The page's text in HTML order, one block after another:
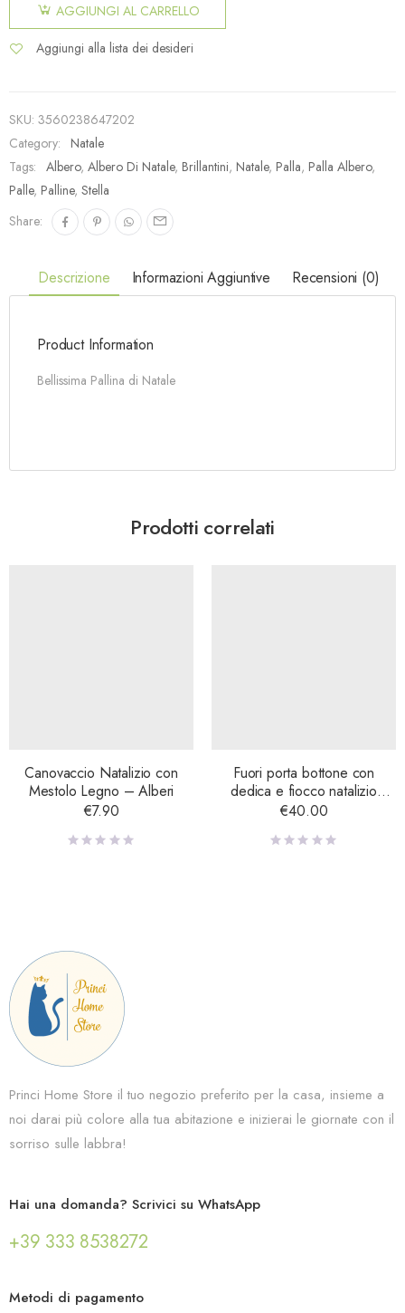
AGGIUNGI AL CARRELLO
Aggiungi alla lista dei desideri
SKU: 3560238647202
Category: Natale
Tags: Albero, Albero Di Natale, Brillantini, Natale, Palla, Palla Albero,
Palle, Palline, Stella
Share:
Descrizione Informazioni Aggiuntive Recensioni (0)
Product Information
Bellissima Pallina di Natale
Prodotti correlati
Canovaccio Natalizio con
Mestolo Legno – Alberi
€7.90
Fuori porta bottone con
dedica e fiocco natalizio
legno – Momenti
€40.00
Princi Home Store il tuo negozio preferito per la casa, insieme a
noi darai più colore alla tua abitazione e inizierai le giornate con il
sorriso sulle labbra!
Hai una domanda? Scrivici su WhatsApp
+39 333 8538272
Metodi di pagamento